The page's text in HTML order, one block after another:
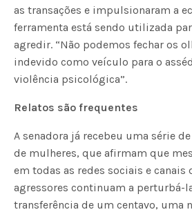
as transações e impulsionaram a
ferramenta está sendo utilizada
agredir. “Não podemos fechar os
indevido como veículo para o
violência psicológica”.
Relatos são frequentes
A senadora já recebeu uma série
de mulheres, que afirmam que
em todas as redes sociais e canais
agressores continuam a perturbá-
transferência de um centavo, uma